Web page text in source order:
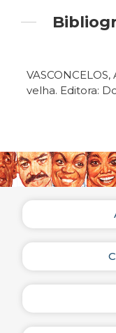
velha. Editora: